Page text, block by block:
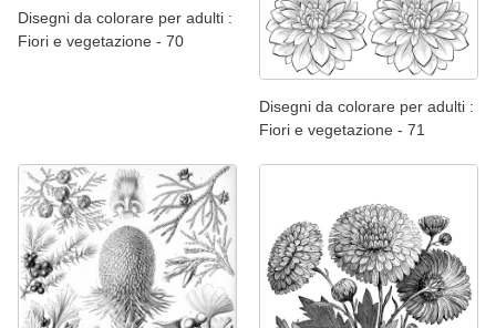
Disegni da colorare per adulti :
Fiori e vegetazione - 70
Disegni da colorare per adulti :
Fiori e vegetazione - 71